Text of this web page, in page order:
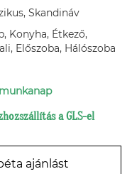
Skandináv
Konyha, Étkező,
Előszoba, Hálószoba
munkanap
a GLS-el
ajánlást